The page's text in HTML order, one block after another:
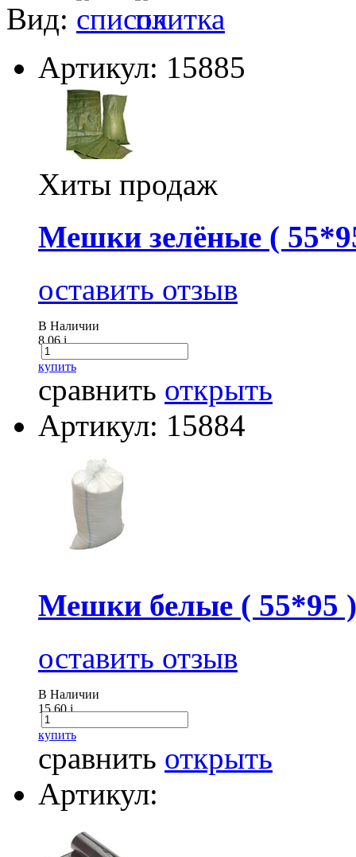
Вид:
Артикул: 15885
Хиты продаж
Мешки зелёные (
оставить отзыв
В Наличии
8.06i
купить
сравнить открыть
Артикул: 15884
Мешки белые ( 55*95 )
оставить отзыв
В Наличии
15.60i
купить
сравнить открыть
Артикул: